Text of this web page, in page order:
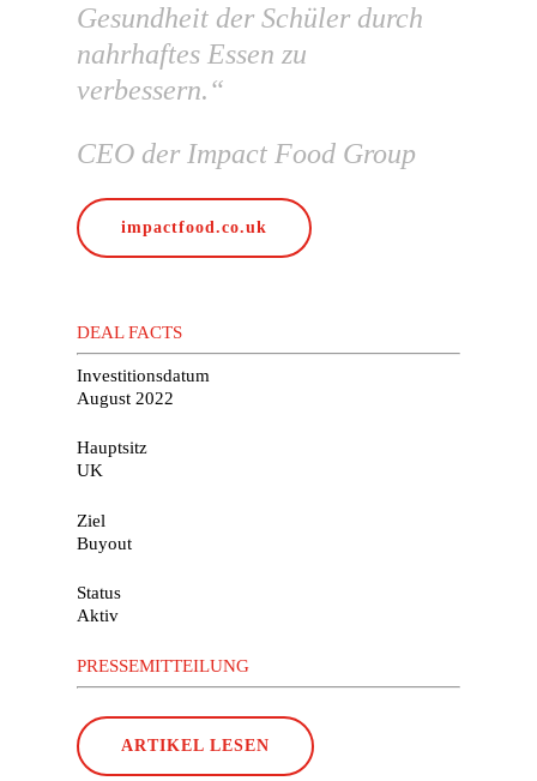
Gesundheit der Schüler durch
nahrhaftes Essen zu
verbessern.“
CEO der Impact Food Group
impactfood.co.uk
DEAL FACTS
Investitionsdatum
August 2022
Hauptsitz
UK
Ziel
Buyout
Status
Aktiv
PRESSEMITTEILUNG
ARTIKEL LESEN